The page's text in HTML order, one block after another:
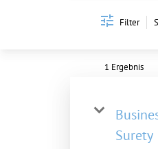
Filter
1 Ergebnis
Surety